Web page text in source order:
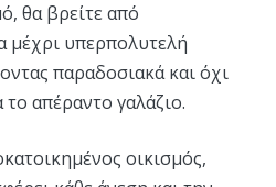
θα βρείτε από
μέχρι υπερπολυτελή
παραδοσιακά και όχι
απέραντο γαλάζιο.
οικισμός,